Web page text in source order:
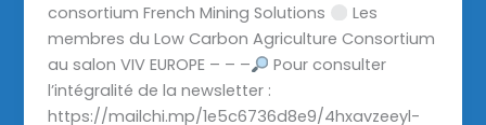
consortium French Mining Solutions
Les
membres du Low Carbon Agriculture Consortium
au salon VIV EUROPE – – –
Pour consulter
l’intégralité de la newsletter :
https://mailchi.mp/1e5c6736d8e9/4hxavzeeyl-